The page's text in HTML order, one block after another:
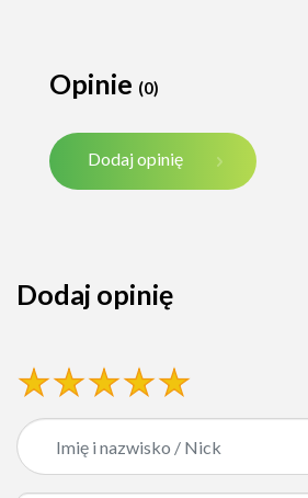
Opinie (0)
Dodaj opinię
Dodaj opinię